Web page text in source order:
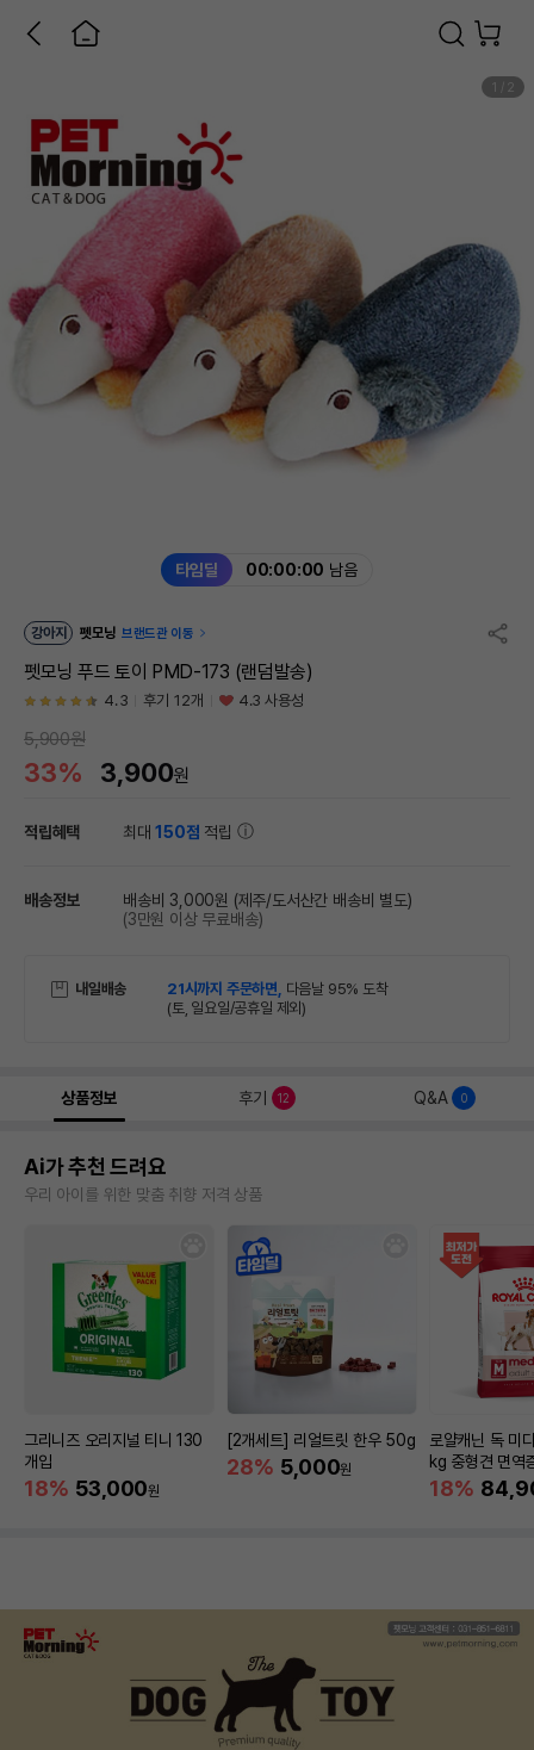
타임딜 00:00:00 남음
1 2
강아지 펫모닝 브랜드관 이동
펫모닝 푸드 토이 PMD-173 (랜덤발송)
4.3 후기 12개 4.3 사용성
5,900원
33% 3,900원
적립혜택 최대150점 적립
배송정보 배송비 3,000원 (제주/도서산간 배송비 별도)
(3만원 이상 무료배송)
내일배송 21시까지 주문하면, 다음날 95% 도착
(토, 일요일/공휴일 제외)
상품정보 후기 12 Q&A 0
Ai가 추천 드려요
우리 아이를 위한 맞춤 취향 저격 상품
그리니즈 오리지널 티니 130
개입
18% 53,000원
[2개세트] 리얼트릿 한우 50g
28% 5,000원
로얄캐닌 독 미
kg 중형견 면역
18%